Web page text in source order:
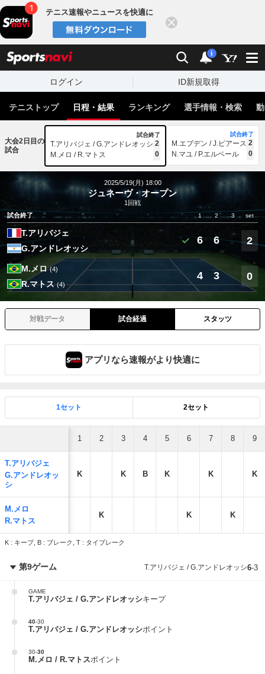
テニス速報やニュースを快適に
検索 通知
i
ログイン ID新規取得
テニストップ 日程・結果 ランキング 選手情報・検索
大会2日目の
試合
試合終了
T.アリバジェ / G.アンドレオッシ 2
M.メロ / R.マトス
0
試合終了
M.エブデン / J.ピアース 2
N.マユ / P.エルベール
0
2025/5/19(月) 18:00
ジュネーヴ・オープン
1回戦
試合終了
1 2 3 set
T.アリバジェ
G.アンドレオッシ
6 6 2
M.メロ (4)
R.マトス (4)
4 3 0
対戦データ 試合経過 スタッツ
アプリなら速報がより快適に
1セット 2セット
1 2 3 4 5 6 7 8 9
T.アリバジェ
G.アンドレオッ
シ
K K B K K K
M.メロ
R.マトス
K K K
K : キープ, B : ブレーク, T : タイブレーク
第9ゲーム T.アリバジェ / G.アンドレオッシ6-3
GAME
T.アリバジェ / G.アンドレオッシキープ
40-30
T.アリバジェ / G.アンドレオッシポイント
30-30
M.メロ / R.マトスポイント